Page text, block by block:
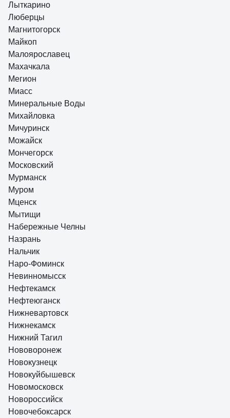
Лыткарино
Люберцы
Магнитогорск
Майкоп
Малоярославец
Махачкала
Мегион
Миасс
Минеральные Воды
Михайловка
Мичуринск
Можайск
Мончегорск
Московский
Мурманск
Муром
Мценск
Мытищи
Набережные Челны
Назрань
Нальчик
Наро-Фоминск
Невинномысск
Нефтекамск
Нефтеюганск
Нижневартовск
Нижнекамск
Нижний Тагил
Нововоронеж
Новокузнецк
Новокуйбышевск
Новомосковск
Новороссийск
Новочебоксарск